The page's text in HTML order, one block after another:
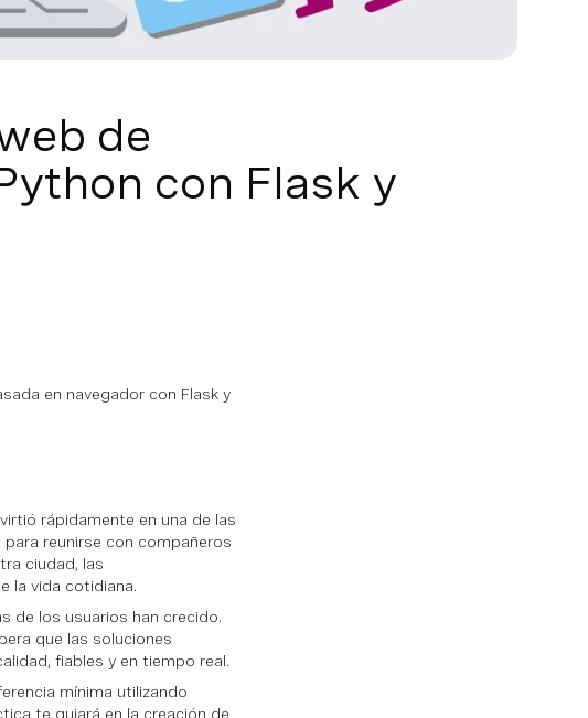
de
con Flask y
en navegador con Flask y
rápidamente en una de las
reunirse con compañeros
ciudad, las
la vida cotidiana.
de los usuarios han crecido.
que las soluciones
fiables y en tiempo real.
mínima utilizando
te guiará en la creación de